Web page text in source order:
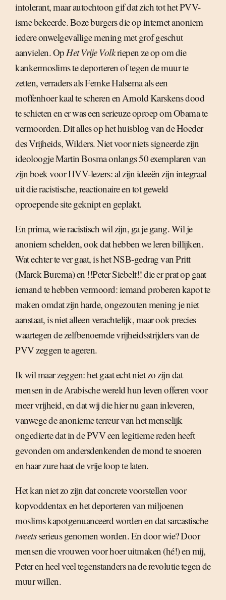
intolerant, maar autochtoon gif dat zich tot het PVV-
isme bekeerde. Boze burgers die op internet anoniem
iedere onwelgevallige mening met grof geschut
aanvielen. OpHet Vrije Volkriepen ze op om die
kankermoslims te deporteren of tegen de muur te
zetten, verraders als Femke Halsema als een
moffenhoer kaal te scheren en Arnold Karskens dood
te schieten en er was een serieuze oproep om Obama te
vermoorden. Dit alles op het huisblog van de Hoeder
des Vrijheids, Wilders. Niet voor niets signeerde zijn
ideoloogje Martin Bosma onlangs 50 exemplaren van
zijn boek voor HVV-lezers: al zijn ideeën zijn integraal
uit die racistische, reactionaire en tot geweld
oproepende site geknipt en geplakt.
En prima, wie racistisch wil zijn, ga je gang. Wil je
anoniem schelden, ook dat hebben we leren billijken.
Wat echter te ver gaat, is het NSB-gedrag van Pritt
(Marck Burema) en !!Peter Siebelt!! die er prat op gaat
iemand te hebben vermoord: iemand proberen kapot te
maken omdat zijn harde, ongezouten mening je niet
aanstaat, is niet alleen verachtelijk, maar ook precies
waartegen de zelfbenoemde vrijheidsstrijders van de
PVV zeggen te ageren.
Ik wil maar zeggen: het gaat echt niet zo zijn dat
mensen in de Arabische wereld hun leven offeren voor
meer vrijheid, en dat wij die hier nu gaan inleveren,
vanwege de anonieme terreur van het menselijk
ongedierte dat in de PVV een legitieme reden heeft
gevonden om andersdenkenden de mond te snoeren
en haar zure haat de vrije loop te laten.
Het kan niet zo zijn dat concrete voorstellen voor
kopvoddentax en het deporteren van miljoenen
moslims kapotgenuanceerd worden en dat sarcastische
tweetsserieus genomen worden. En door wie? Door
mensen die vrouwen voor hoer uitmaken (hé!) en mij,
Peter en heel veel tegenstanders na de revolutie tegen de
muur willen.